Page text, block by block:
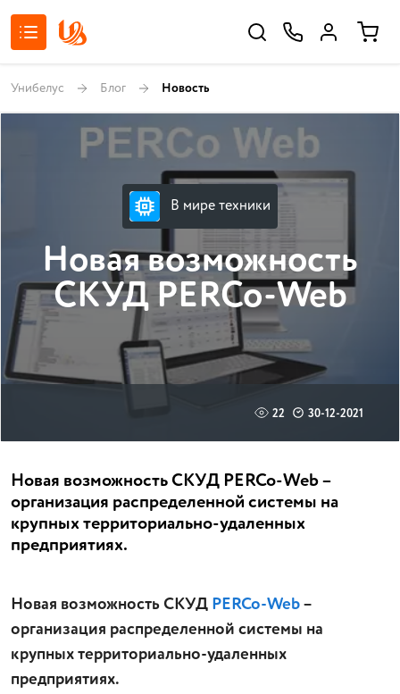
Унибелус Блог Новость
В мире техники
Новая возможность
СКУД PERCo-Web
22 30-12-2021
Новая возможность СКУД PERCo-Web –
организация распределенной системы на
крупных территориально-удаленных
предприятиях.
Новая возможность СКУДPERCo-Web–
организация распределенной системы на
крупных территориально-удаленных
предприятиях.